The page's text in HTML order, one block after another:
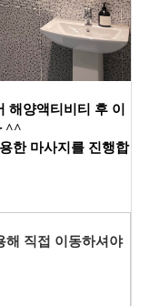
해양액티비티 후 이
^^
한 마사지를 진행합
해 직접 이동하셔야